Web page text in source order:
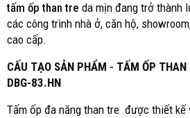
tấm ốp than tre da mịn đang trở thành
các công trình nhà ở, căn hộ,
cao cấp.
CẤU TẠO SẢN PHẨM - TẤM ỐP THAN
DBG-83.HN
Tấm ốp đa năng than tre được thiết kế